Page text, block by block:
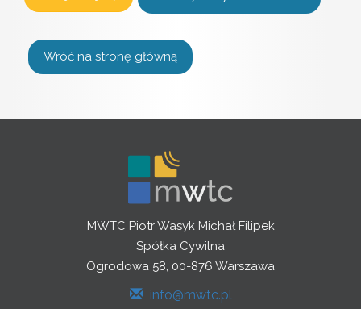
Wróć na stronę główną
MWTC Piotr Wasyk Michał Filipek
Spółka Cywilna
Ogrodowa 58, 00-876 Warszawa
info@mwtc.pl